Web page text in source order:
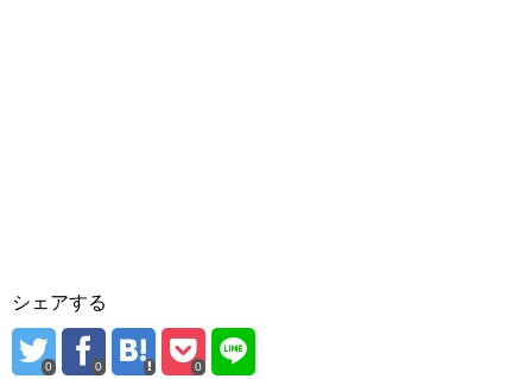
シェアする
0 0 0